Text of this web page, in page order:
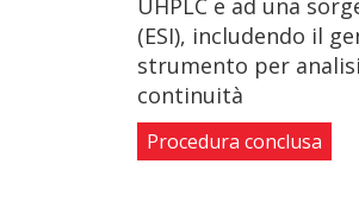
UHPLC e ad una
(ESI), includendo il
strumento per
continuità
Procedura conclusa